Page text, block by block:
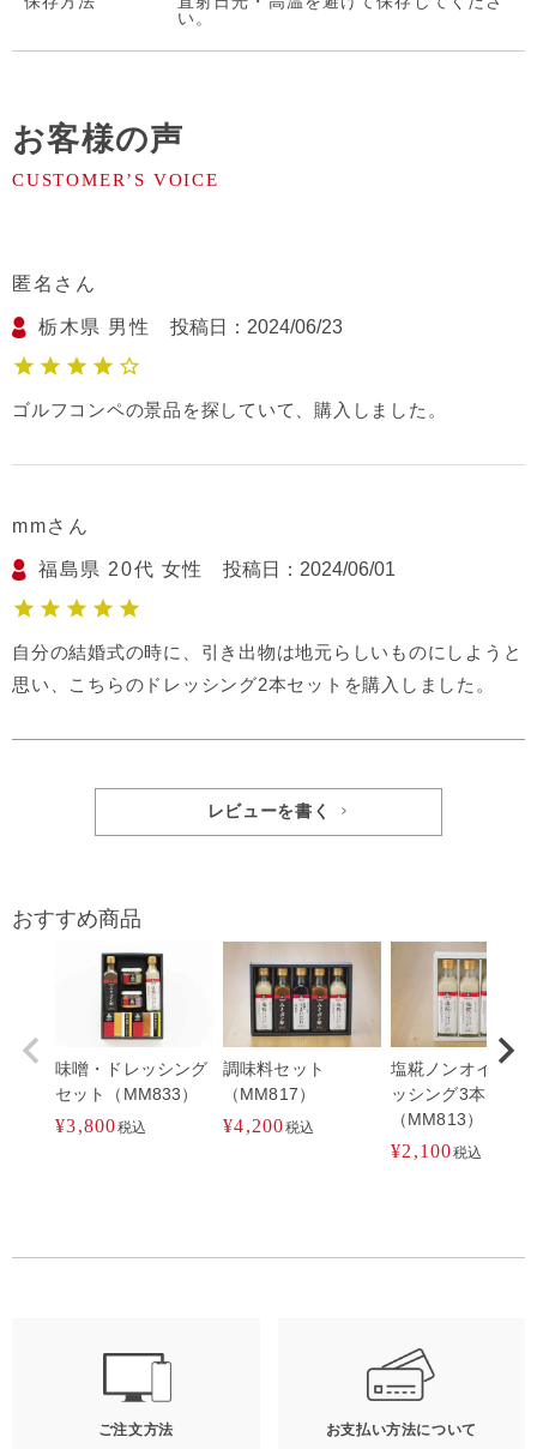
い。
お客様の声
匿名
栃木県 男性 投稿日 2024/06/23
ゴルフコンペの景品を探していて、購入しました。
mm
福島県 20代 女性 投稿日 2024/06/01
自分の結婚式の時に、引き出物は地元らしいものにしようと
思い、こちらのドレッシング2本セットを購入しました。
レビューを書く
おすすめ商品
味噌・ドレッシング
セット（MM833）
¥3,800税込
調味料セット
（MM817）
¥4,200税込
塩糀ノンオイルド
ッシング3本セット
（MM813）
¥2,100税込
ご注文方法 お支払い方法について